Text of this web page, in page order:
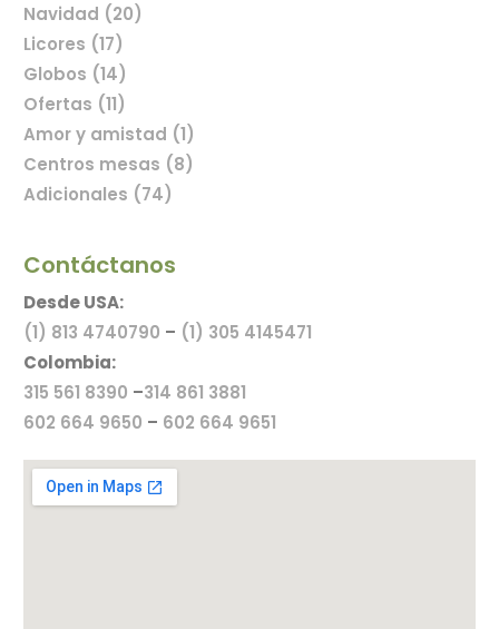
Navidad (20)
Licores (17)
Globos (14)
Ofertas (11)
Amor y amistad (1)
Centros mesas (8)
Adicionales (74)
Contáctanos
Desde USA:
(1) 813 4740790 – (1) 305 4145471
Colombia:
315 561 8390 –314 861 3881
602 664 9650 – 602 664 9651